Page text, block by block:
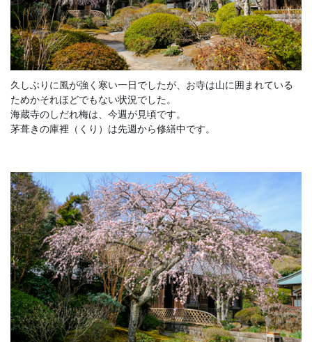
久しぶりに風が強く寒い一日でしたが、お寺は山に囲まれている
ためかそれほどでもない状況でした。
海蔵寺のしだれ梅は、今週が見頃です。
茅葺きの庫裡（くり）は先週から修繕中です。